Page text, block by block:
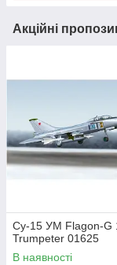
Акційні
Су-15 УМ Flagon-G
Trumpeter 01625
В наявності